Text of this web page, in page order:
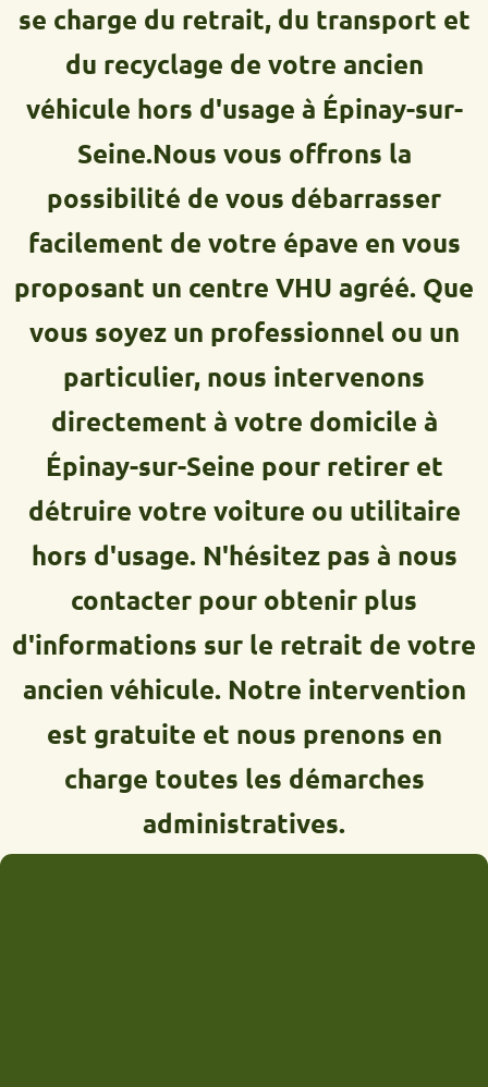
se charge du retrait, du transport et
du recyclage de votre ancien
véhicule hors d'usage à Épinay-sur-
Seine.Nous vous offrons la
possibilité de vous débarrasser
facilement de votre épave en vous
proposant un centre VHU agréé. Que
vous soyez un professionnel ou un
particulier, nous intervenons
directement à votre domicile à
Épinay-sur-Seine pour retirer et
détruire votre voiture ou utilitaire
hors d'usage. N'hésitez pas à nous
contacter pour obtenir plus
d'informations sur le retrait de votre
ancien véhicule. Notre intervention
est gratuite et nous prenons en
charge toutes les démarches
administratives.